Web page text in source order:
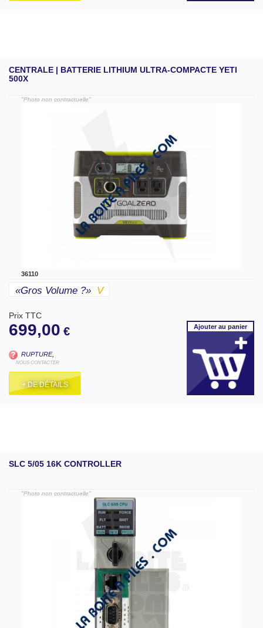
CENTRALE | BATTERIE LITHIUM ULTRA-COMPACTE YETI
500X
"Photo non contractuelle"
36110
«gros Volume ?» V
Prix TTC
699,00 €
RUPTURE,
NOUS CONTACTER
+ DE DÉTAILS
Ajouterau panier
SLC 5/05 16K CONTROLLER
"Photo non contractuelle"